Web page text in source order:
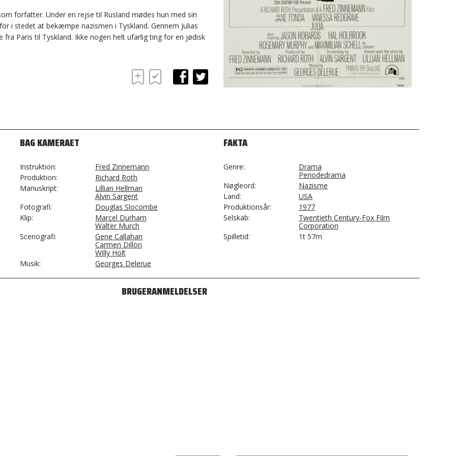
forfatter. Under en rejse til Rusland mødes hun med sin
i stedet at bekæmpe nazismen i Tyskland. Gennem Julias
Paris til Tyskland. Ikke nogen helt ufarlig ting for en jødisk
BAG KAMERAET
Instruktion
Fred Zinnemann
Produktion
Richard Roth
Manuskript
Lillian Hellman
Alvin Sargent
Fotografi
Douglas Slocombe
Klip
Marcel Durham
Walter Murch
Scenografi
Gene Callahan
Carmen Dillon
Willy Holt
Musik
Georges Delerue
FAKTA
Genre
Drama
Periodedrama
Nøgleord
Nazisme
Land
USA
Produktionsår
1977
Selskab
Twentieth Century-Fox Film
Corporation
Spilletid
1t 57m
BRUGERANMELDELSER